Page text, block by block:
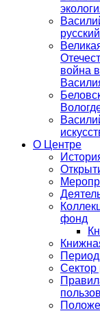
война
О Центре
фонд
Сектор